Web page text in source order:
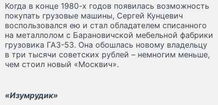
Когда в конце 1980-х годов появилась возможность
покупать грузовые машины, Сергей Кунцевич
воспользовался ею и стал обладателем списанного
на металлолом с Барановичской мебельной фабрики
грузовика ГАЗ-53. Она обошлась новому владельцу
в три тысячи советских рублей – немногим меньше,
чем стоил новый «Москвич».
«Изумрудик»